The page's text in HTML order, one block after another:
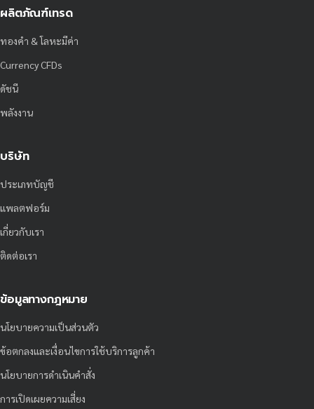
ผลิตภัณฑ์เทรด
ทองคำ & โลหะมีค่า
Currency CFDs
ดัชนี
พลังงาน
บริษัท
ประเภทบัญชี
แพลตฟอร์ม
เกี่ยวกับเรา
ติดต่อเรา
ข้อมูลทางกฎหมาย
นโยบายความเป็นส่วนตัว
ข้อตกลงและเงื่อนไขการใช้บริการลูกค้า
นโยบายการดำเนินคำสั่ง
การเปิดเผยความเสี่ยง